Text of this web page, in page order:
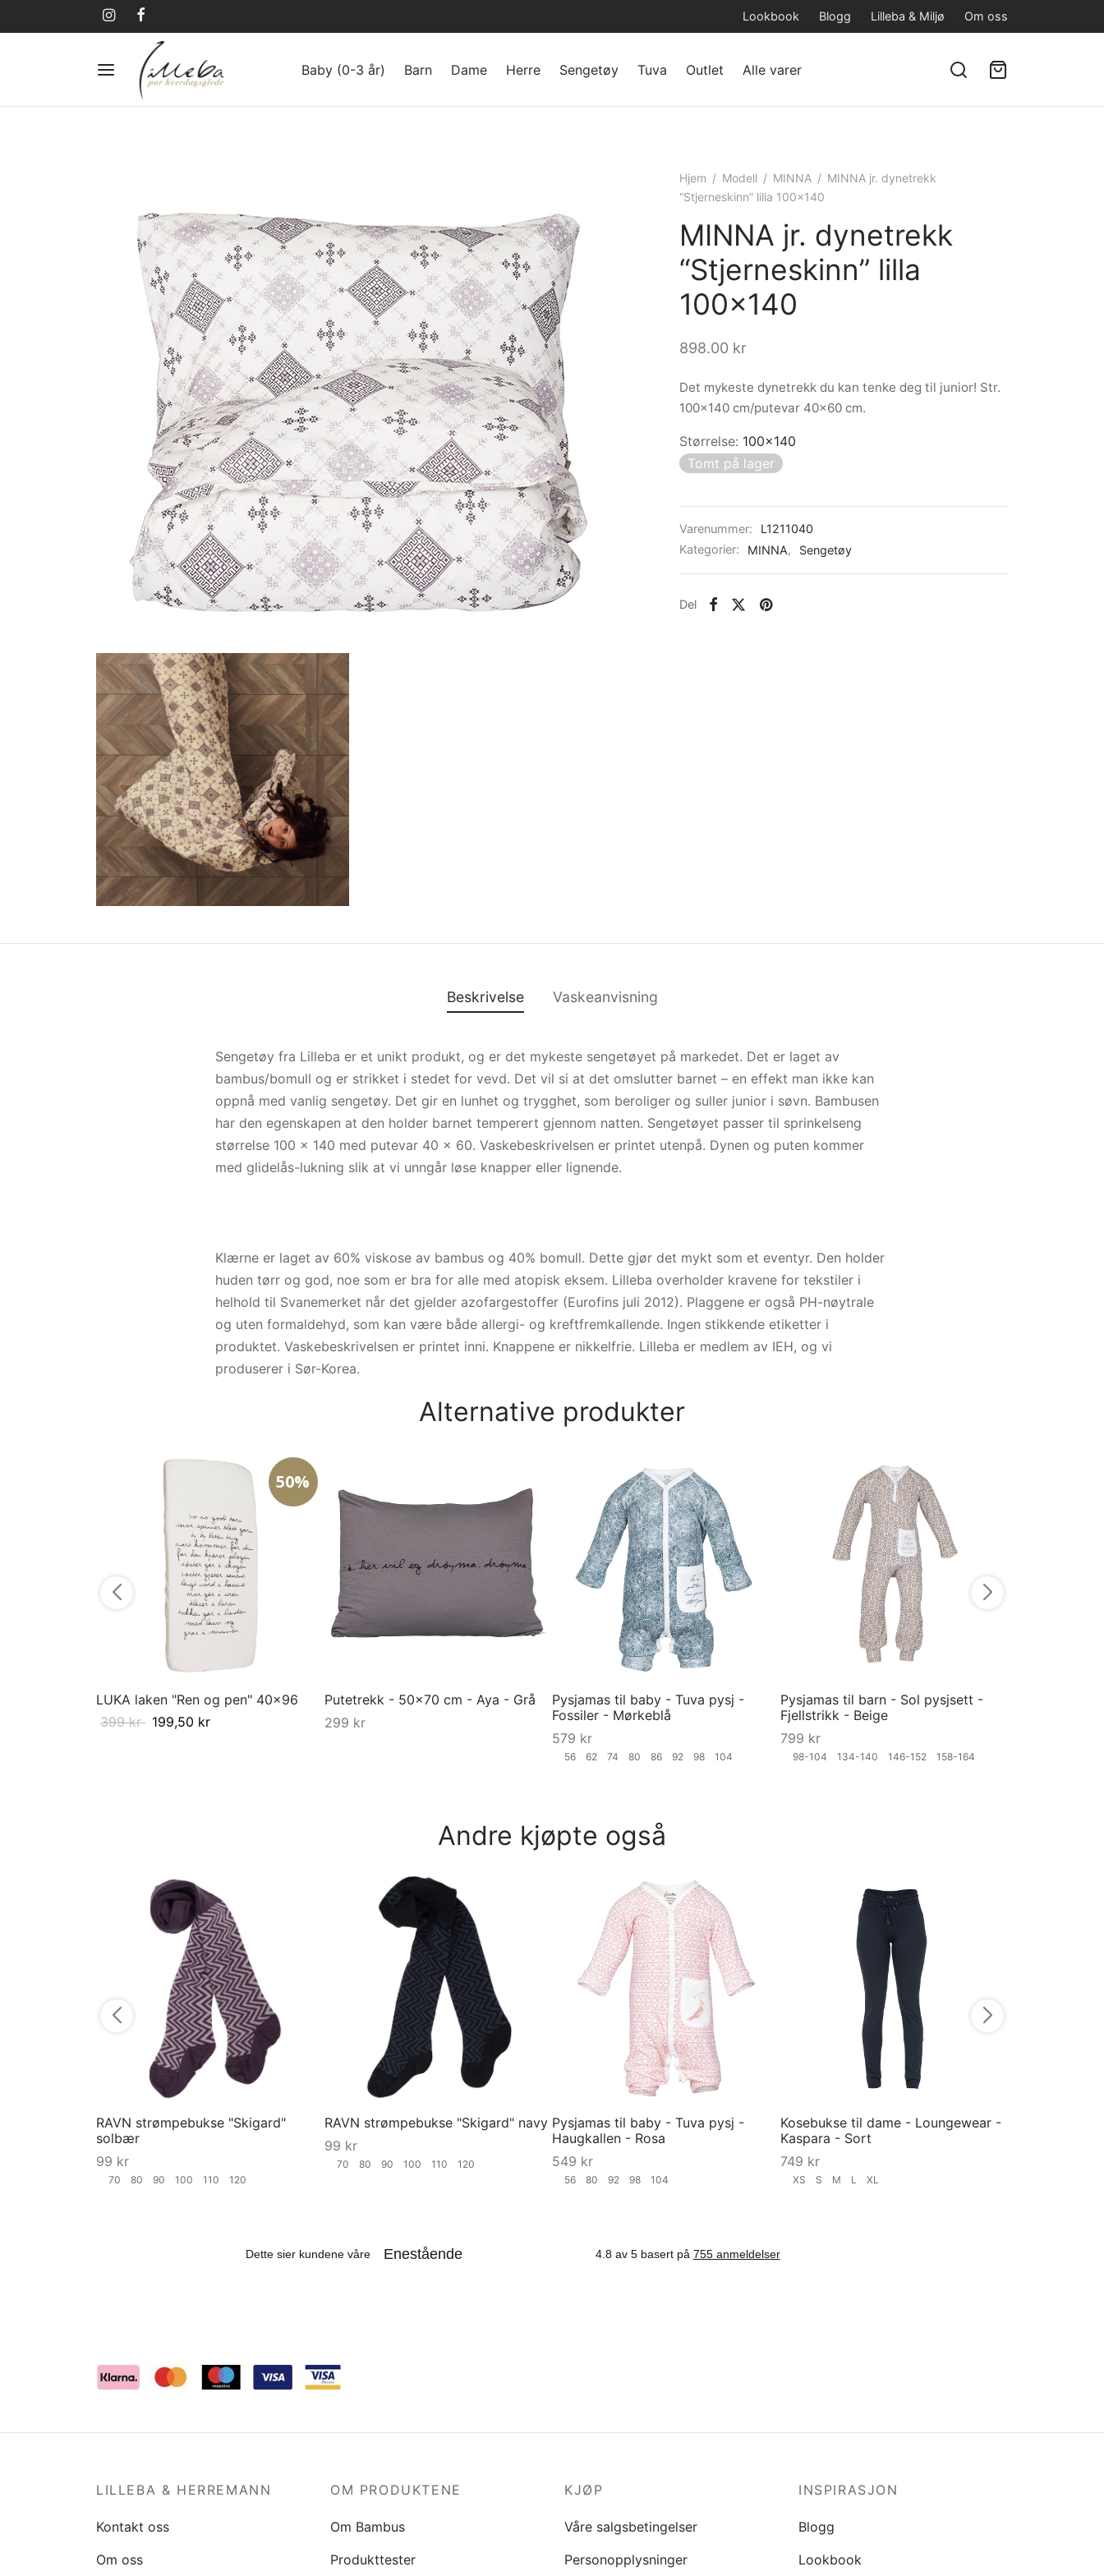
Lookbook Blogg Lilleba & Miljø Om oss
Baby (0-3 år) Barn Dame Herre Sengetøy Tuva Outlet Alle varer
Hjem / Modell / MINNA / MINNA jr. dynetrekk
“Stjerneskinn” lilla 100×140
MINNA jr. dynetrekk
“Stjerneskinn” lilla
100×140
898.00 kr
Det mykeste dynetrekk du kan tenke deg til junior! Str.
100×140 cm/putevar 40×60 cm.
Størrelse: 100x140
Tomt på lager
Varenummer:
L1211040
Kategorier:
MINNA, Sengetøy
Del
Beskrivelse Vaskeanvisning
Sengetøy fra Lilleba er et unikt produkt, og er det mykeste sengetøyet på markedet. Det er laget av
bambus/bomull og er strikket i stedet for vevd. Det vil si at det omslutter barnet – en effekt man ikke kan
oppnå med vanlig sengetøy. Det gir en lunhet og trygghet, som beroliger og suller junior i søvn. Bambusen
har den egenskapen at den holder barnet temperert gjennom natten. Sengetøyet passer til sprinkelseng
størrelse 100 x 140 med putevar 40 x 60. Vaskebeskrivelsen er printet utenpå. Dynen og puten kommer
med glidelås-lukning slik at vi unngår løse knapper eller lignende.
Klærne er laget av 60% viskose av bambus og 40% bomull. Dette gjør det mykt som et eventyr. Den holder
huden tørr og god, noe som er bra for alle med atopisk eksem. Lilleba overholder kravene for tekstiler i
helhold til Svanemerket når det gjelder azofargestoffer (Eurofins juli 2012). Plaggene er også PH-nøytrale
og uten formaldehyd, som kan være både allergi- og kreftfremkallende. Ingen stikkende etiketter i
produktet. Vaskebeskrivelsen er printet inni. Knappene er nikkelfrie. Lilleba er medlem av IEH, og vi
produserer i Sør-Korea.
Alternative produkter
50%
LUKA laken "Ren og pen" 40x96
399kr 199,50 kr
Putetrekk - 50x70 cm - Aya - Grå
299 kr
Pysjamas til baby - Tuva pysj -
Fossiler - Mørkeblå
579 kr
56 62 74 80 86 92 98 104
Pysjamas til barn - Sol pysjsett -
Fjellstrikk - Beige
799 kr
98-104 134-140 146-152 158-164
Andre kjøpte også
RAVN strømpebukse "Skigard"
solbær
99 kr
70 80 90 100 110 120
RAVN strømpebukse "Skigard" navy
99 kr
70 80 90 100 110 120
Pysjamas til baby - Tuva pysj -
Haugkallen - Rosa
549 kr
56 80 92 98 104
Kosebukse til dame - Loungewear -
Kaspara - Sort
749 kr
XS S M L XL
LILLEBA & HERREMANN
Kontakt oss
Om oss
OM PRODUKTENE
Om Bambus
Produkttester
KJØP
Våre salgsbetingelser
Personopplysninger
INSPIRASJON
Blogg
Lookbook